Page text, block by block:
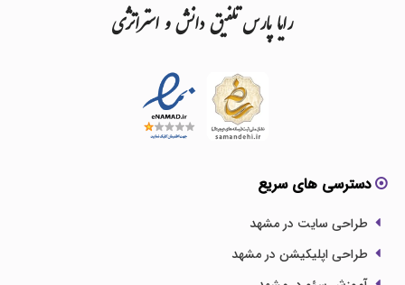
رایاپارستلفیقدانشواستراتژی
دسترسی های سریع
طراحی سایت در مشهد
طراحی اپلیکیشن در مشهد